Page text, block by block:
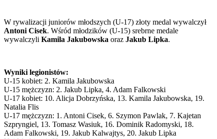
W rywalizacji juniorów młodszych (U-17) złoty medal wywalczył
Antoni Cisek. Wśród młodzików (U-15) srebrne medale
wywalczyli Kamila Jakubowska oraz Jakub Lipka.
Wyniki legionistów:
U-15 kobiet: 2. Kamila Jakubowska
U-15 mężczyzn: 2. Jakub Lipka, 4. Adam Falkowski
U-17 kobiet: 10. Alicja Dobrzyńska, 13. Kamila Jakubowska, 19.
Natalia Flis
U-17 mężczyzn: 1. Antoni Cisek, 6. Szymon Pawlak, 7. Kajetan
Szpryngiel, 13. Tomasz Wasiuk, 16. Dominik Radomyski, 18.
Adam Falkowski, 19. Jakub Kalwajtys, 20. Jakub Lipka